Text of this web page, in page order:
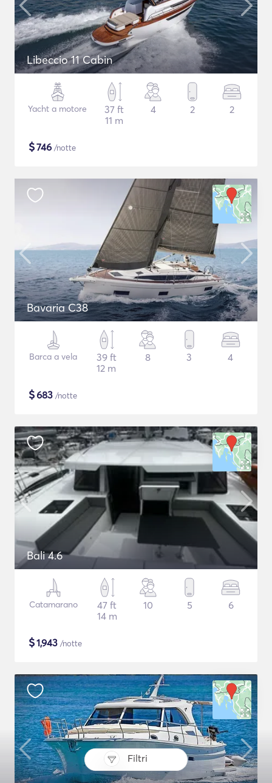
Filtri
Libeccio 11 Cabin
Yacht a motore
37 ft
11 m
4 2 2
$746 /notte
Bavaria C38
Barca a vela
39 ft
12 m
8 3 4
$683 /notte
Bali 4.6
Catamarano
47 ft
14 m
10 5 6
$1,943 /notte